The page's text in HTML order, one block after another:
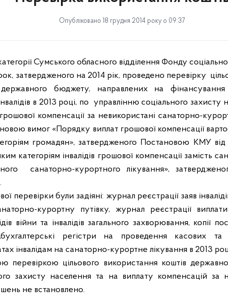
Опубліковано 18 грудня 2014 року о 09:37
Сумського обласного відділення Фонду
затвердженого на 2014 рік, проведено перевірку
бюджету, направлених на
в 2013 році, по управлінню соціального захисту
компенсації за невикористані санаторно-
вимог «Порядку виплат грошової компенсації
громадян», затвердженого Постановою КМУ
категоріям інвалідів грошової компенсації замість
санаторно-курортного лікування»,
перевірки були задіяні: журнал реєстрації заяв
курортну путівку, журнал реєстрації
війни та інвалідів загального захворювання, копії
регістри на проведення касових
інвалідам на санаторно-курортне лікування в 2013
перевіркою цільового використання коштів
захисту населення та на виплату компенсацій за
не встановлено.